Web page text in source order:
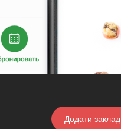
Додати заклад